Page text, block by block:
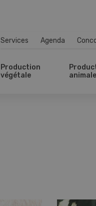
Services Agenda
Production
végétale
animale